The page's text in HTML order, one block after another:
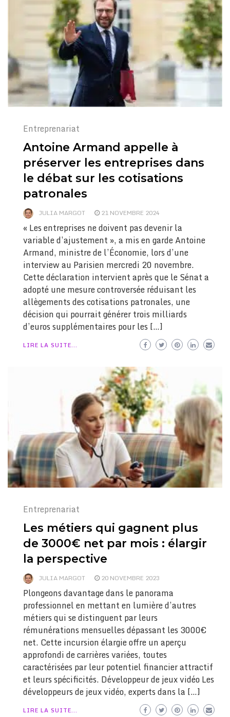
Entreprenariat
Antoine Armand appelle à
préserver les entreprises dans
le débat sur les cotisations
patronales
JULIA MARGOT 21 NOVEMBRE 2024
« Les entreprises ne doivent pas devenir la
variable d’ajustement », a mis en garde Antoine
Armand, ministre de l’Économie, lors d’une
interview au Parisien mercredi 20 novembre.
Cette déclaration intervient après que le Sénat a
adopté une mesure controversée réduisant les
allègements des cotisations patronales, une
décision qui pourrait générer trois milliards
d’euros supplémentaires pour les […]
LIRE LA SUITE...
Entreprenariat
Les métiers qui gagnent plus
de 3000€ net par mois : élargir
la perspective
JULIA MARGOT 20 NOVEMBRE 2023
Plongeons davantage dans le panorama
professionnel en mettant en lumière d’autres
métiers qui se distinguent par leurs
rémunérations mensuelles dépassant les 3000€
net. Cette incursion élargie offre un aperçu
approfondi de carrières variées, toutes
caractérisées par leur potentiel financier attractif
et leurs spécificités. Développeur de jeux vidéo Les
développeurs de jeux vidéo, experts dans la […]
LIRE LA SUITE...